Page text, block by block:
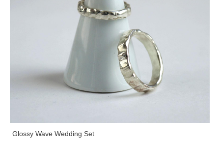
Glossy Wave Wedding Set